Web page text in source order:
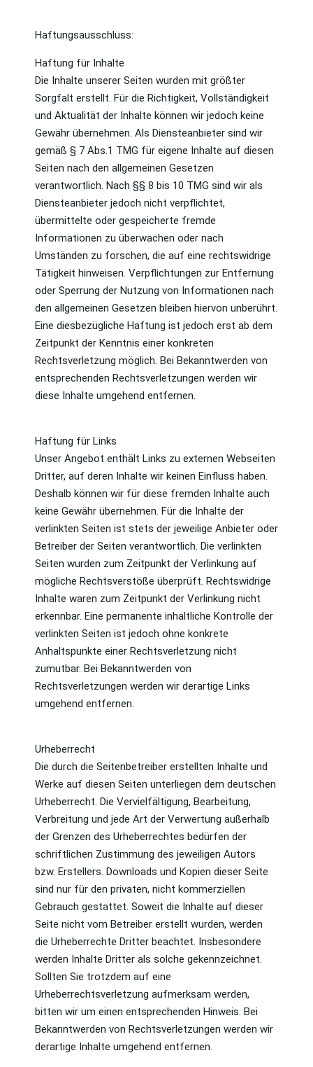
Haftungsausschluss:
Haftung für Inhalte
Die Inhalte unserer Seiten wurden mit größter
Sorgfalt erstellt. Für die Richtigkeit, Vollständigkeit
und Aktualität der Inhalte können wir jedoch keine
Gewähr übernehmen. Als Diensteanbieter sind wir
gemäß § 7 Abs.1 TMG für eigene Inhalte auf diesen
Seiten nach den allgemeinen Gesetzen
verantwortlich. Nach §§ 8 bis 10 TMG sind wir als
Diensteanbieter jedoch nicht verpflichtet,
übermittelte oder gespeicherte fremde
Informationen zu überwachen oder nach
Umständen zu forschen, die auf eine rechtswidrige
Tätigkeit hinweisen. Verpflichtungen zur Entfernung
oder Sperrung der Nutzung von Informationen nach
den allgemeinen Gesetzen bleiben hiervon unberührt.
Eine diesbezügliche Haftung ist jedoch erst ab dem
Zeitpunkt der Kenntnis einer konkreten
Rechtsverletzung möglich. Bei Bekanntwerden von
entsprechenden Rechtsverletzungen werden wir
diese Inhalte umgehend entfernen.
Haftung für Links
Unser Angebot enthält Links zu externen Webseiten
Dritter, auf deren Inhalte wir keinen Einfluss haben.
Deshalb können wir für diese fremden Inhalte auch
keine Gewähr übernehmen. Für die Inhalte der
verlinkten Seiten ist stets der jeweilige Anbieter oder
Betreiber der Seiten verantwortlich. Die verlinkten
Seiten wurden zum Zeitpunkt der Verlinkung auf
mögliche Rechtsverstöße überprüft. Rechtswidrige
Inhalte waren zum Zeitpunkt der Verlinkung nicht
erkennbar. Eine permanente inhaltliche Kontrolle der
verlinkten Seiten ist jedoch ohne konkrete
Anhaltspunkte einer Rechtsverletzung nicht
zumutbar. Bei Bekanntwerden von
Rechtsverletzungen werden wir derartige Links
umgehend entfernen.
Urheberrecht
Die durch die Seitenbetreiber erstellten Inhalte und
Werke auf diesen Seiten unterliegen dem deutschen
Urheberrecht. Die Vervielfältigung, Bearbeitung,
Verbreitung und jede Art der Verwertung außerhalb
der Grenzen des Urheberrechtes bedürfen der
schriftlichen Zustimmung des jeweiligen Autors
bzw. Erstellers. Downloads und Kopien dieser Seite
sind nur für den privaten, nicht kommerziellen
Gebrauch gestattet. Soweit die Inhalte auf dieser
Seite nicht vom Betreiber erstellt wurden, werden
die Urheberrechte Dritter beachtet. Insbesondere
werden Inhalte Dritter als solche gekennzeichnet.
Sollten Sie trotzdem auf eine
Urheberrechtsverletzung aufmerksam werden,
bitten wir um einen entsprechenden Hinweis. Bei
Bekanntwerden von Rechtsverletzungen werden wir
derartige Inhalte umgehend entfernen.